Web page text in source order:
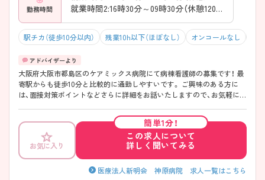
勤務時間
就業時間2:16時30分～09時30分（休憩120分）
駅チカ（徒歩10分以内） 残業10h以下（ほぼなし） オンコールなし
大阪府大阪市都島区のケアミックス病院にて病棟看護師の募集です！ 最
寄駅からも徒歩10分と比較的に通勤しやすいです。 ご興味のある方に
は、面接対策ポイントなどさらに詳細をお話いたしますので、お気軽にご
お気に入り
簡単1分！
この求人について
詳しく聞いてみる
医療法人新明会 神原病院 求人一覧はこちら